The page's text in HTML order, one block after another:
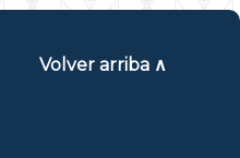
Volver arriba ∧